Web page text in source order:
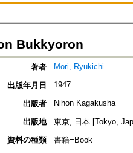
Bukkyoron
著者 Mori, Ryukichi
出版年月日 1947
出版者 Nihon Kagakusha
出版地
東京, 日本 [Tokyo,
資料の種類
書籍=Book